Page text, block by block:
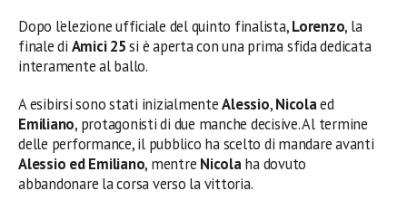
Dopo l’elezione ufficiale del quinto finalista,Lorenzo, la
finale di Amici 25si è aperta con una prima sfida dedicata
interamente al ballo.
A esibirsi sono stati inizialmenteAlessio,Nicolaed
Emiliano, protagonisti di due manche decisive. Al termine
delle performance, il pubblico ha scelto di mandare avanti
Alessio ed Emiliano, mentre Nicolaha dovuto
abbandonare la corsa verso la vittoria.